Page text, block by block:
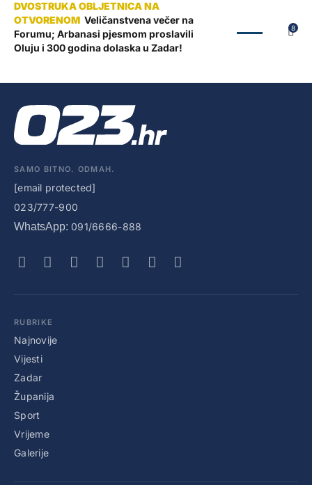
8
Veličanstvena večer na
Forumu; Arbanasi pjesmom proslavili
Oluju i 300 godina dolaska u Zadar!
SAMO BITNO. ODMAH.
[email protected]
023/777-900
WhatsApp: 091/6666-888
RUBRIKE
Najnovije
Vijesti
Zadar
Županija
Sport
Vrijeme
Galerije